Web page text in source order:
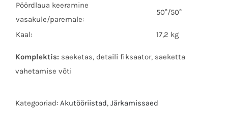
Pöördlaua keeramine
vasakule/paremale:
50°/50°
Kaal: 17,2 kg
Komplektis: saeketas, detaili fiksaator, saeketta
vahetamise võti
Kategooriad: Akutööriistad, Järkamissaed